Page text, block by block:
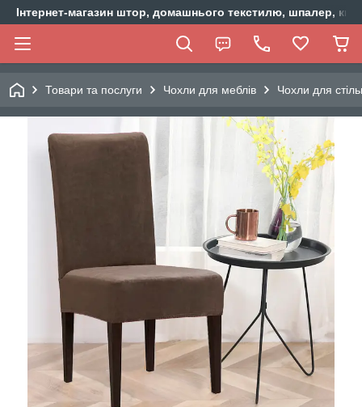
Інтернет-магазин штор, домашнього текстилю, шпалер,
Товари та послуги Чохли для меблів Чохли для